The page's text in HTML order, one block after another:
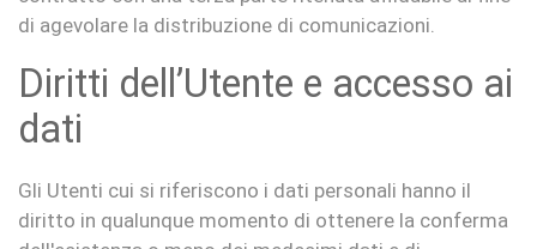
di agevolare la distribuzione di comunicazioni.
Diritti dell’Utente e accesso ai
dati
Gli Utenti cui si riferiscono i dati personali hanno il
diritto in qualunque momento di ottenere la conferma